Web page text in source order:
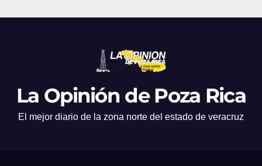
La Opinión de Poza Rica
El mejor diario de la zona norte del estado de veracruz